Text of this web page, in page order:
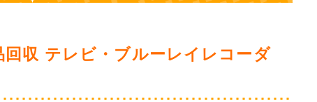
回収 テレビ・ブルーレイレコーダ